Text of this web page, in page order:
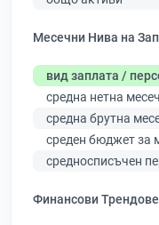
Месечни Нива на
вид заплата /
средна нетна
средна брутна
среден бюджет за
средносписъчен
Финансови Трендове